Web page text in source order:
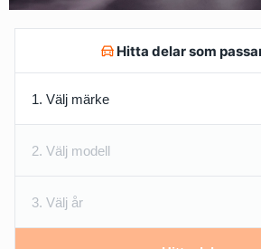
Hitta delar som